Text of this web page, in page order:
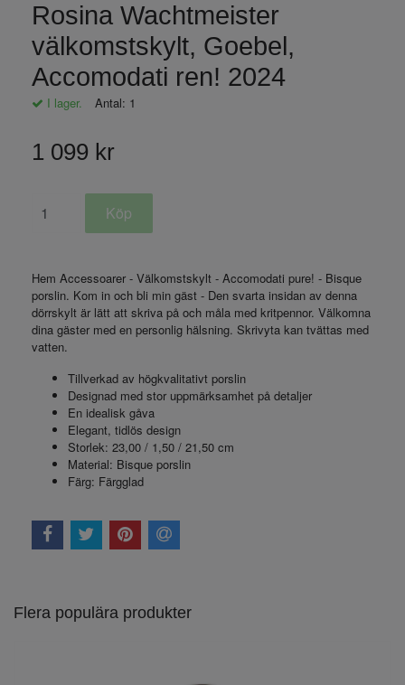
Rosina Wachtmeister
välkomstskylt, Goebel,
Accomodati ren! 2024
I lager. Antal: 1
1 099 kr
Hem Accessoarer - Välkomstskylt - Accomodati pure! - Bisque
porslin. Kom in och bli min gäst - Den svarta insidan av denna
dörrskylt är lätt att skriva på och måla med kritpennor. Välkomna
dina gäster med en personlig hälsning. Skrivyta kan tvättas med
vatten.
Tillverkad av högkvalitativt porslin
Designad med stor uppmärksamhet på detaljer
En idealisk gåva
Elegant, tidlös design
Storlek: 23,00 / 1,50 / 21,50 cm
Material: Bisque porslin
Färg: Färgglad
Flera populära produkter